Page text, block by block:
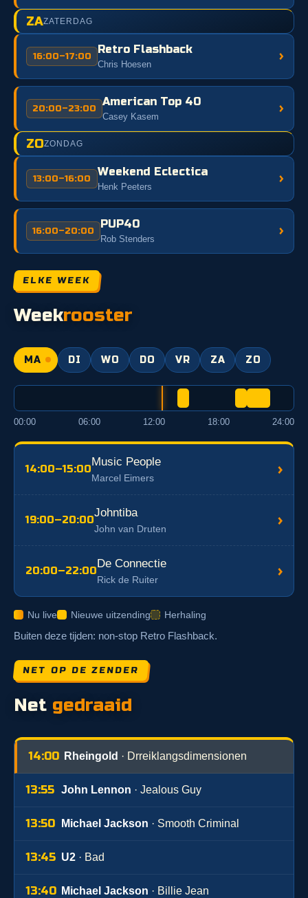
ZAZATERDAG
16:00–17:00
Retro Flashback
Chris Hoesen
›
20:00–23:00
American Top 40
Casey Kasem
›
ZOZONDAG
13:00–16:00
Weekend Eclectica
Henk Peeters
›
16:00–20:00
PUP40
Rob Stenders
›
ELKE WEEK
Weekrooster
MA DI WO DO VR ZA ZO
00:00 06:00 12:00 18:00 24:00
14:00–15:00
Music People
Marcel Eimers ›
19:00–20:00
Johntiba
John van Druten ›
20:00–22:00
De Connectie
Rick de Ruiter ›
Nu live Nieuwe uitzending Herhaling
Buiten deze tijden: non-stop Retro Flashback.
NET OP DE ZENDER
Net gedraaid
14:00 Rheingold · Drreiklangsdimensionen
13:55 John Lennon · Jealous Guy
13:50 Michael Jackson · Smooth Criminal
13:45 U2 · Bad
13:40 Michael Jackson · Billie Jean